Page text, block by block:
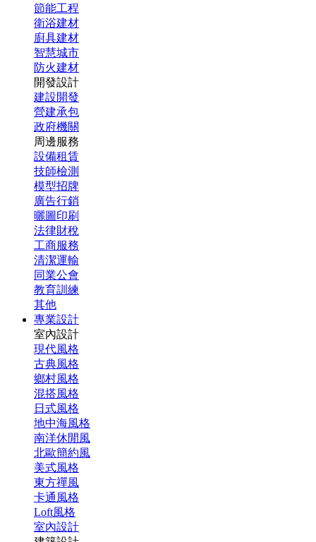
節能工程
衛浴建材
廚具建材
智慧城市
防火建材
開發設計
建設開發
營建承包
政府機關
周邊服務
設備租賃
技師檢測
模型招牌
廣告行銷
曬圖印刷
法律財稅
工商服務
清潔運輸
同業公會
教育訓練
其他
專業設計
室內設計
現代風格
古典風格
鄉村風格
混搭風格
日式風格
地中海風格
南洋休閒風
北歐簡約風
美式風格
東方禪風
卡通風格
Loft風格
室內設計